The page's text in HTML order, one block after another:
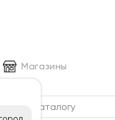
Магазины